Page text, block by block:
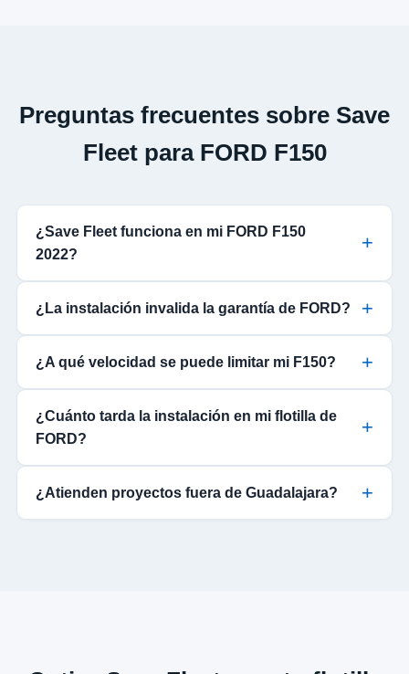
Preguntas frecuentes sobre Save
Fleet para FORD F150
¿Save Fleet funciona en mi FORD F150
2022?
¿La instalación invalida la garantía de FORD?
¿A qué velocidad se puede limitar mi F150?
¿Cuánto tarda la instalación en mi flotilla de
FORD?
¿Atienden proyectos fuera de Guadalajara?